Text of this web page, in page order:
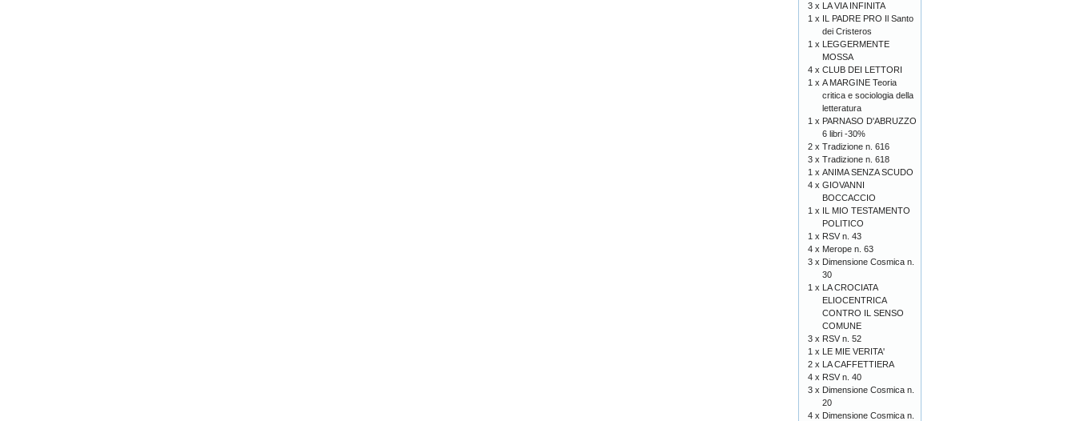
3 x LA VIA INFINITA
1 x IL PADRE PRO Il Santo
dei Cristeros
1 x LEGGERMENTE
MOSSA
4 x CLUB DEI LETTORI
1 x A MARGINE Teoria
critica e sociologia della
letteratura
1 x PARNASO D'ABRUZZO
6 libri -30%
2 x Tradizione n. 616
3 x Tradizione n. 618
1 x ANIMA SENZA SCUDO
4 x GIOVANNI
BOCCACCIO
1 x IL MIO TESTAMENTO
POLITICO
1 x RSV n. 43
4 x Merope n. 63
3 x Dimensione Cosmica n.
30
1 x LA CROCIATA
ELIOCENTRICA
CONTRO IL SENSO
COMUNE
3 x RSV n. 52
1 x LE MIE VERITA'
2 x LA CAFFETTIERA
4 x RSV n. 40
3 x Dimensione Cosmica n.
20
4 x Dimensione Cosmica n.